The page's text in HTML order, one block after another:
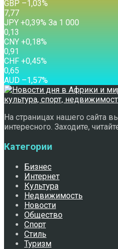
GBP –1,03%
7,77
JPY +0,39% За 1 000
0,13
CNY +0,18%
0,91
CHF +0,45%
0,65
AUD –1,57%
На страницах нашего сайта
интересного. Заходите,
Категории
Бизнес
Интернет
Культура
Недвижимость
Новости
Общество
Спорт
Стиль
Туризм